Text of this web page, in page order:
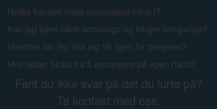
Hvilke kanaler vises annonsene mine i?
Kan jeg kjøre både kortvarige og lengre kampanjer?
Hvordan ser jeg hva jeg får igjen for pengene?
Hva skiller Skala fra å annonsere på egen hånd?
Fant du ikke svar på det du lurte på?
Ta kontakt med oss.